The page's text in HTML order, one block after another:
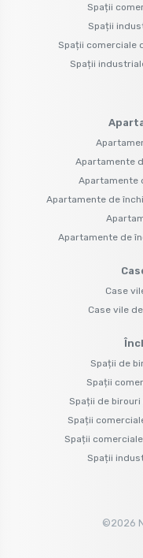
Spații
Spații
Spații comerciale
Spații
Apartamente
Apartamente
Apartamente de
Apartamente de
Case
Case vile
Spații de
Spații
Spații de birouri
Spații
Spații
Spații
©2026